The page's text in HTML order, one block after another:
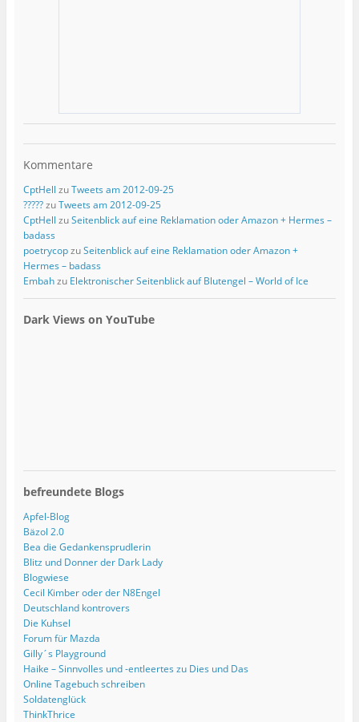
Kommentare
CptHell zuTweets am 2012-09-25
?????zuTweets am 2012-09-25
CptHell zuSeitenblick auf eine Reklamation oder Amazon + Hermes –
badass
poetrycopzuSeitenblick auf eine Reklamation oder Amazon +
Hermes – badass
Embahzu Elektronischer Seitenblick auf Blutengel – World of Ice
Dark Views on YouTube
befreundete Blogs
Apfel-Blog
Bäzol 2.0
Bea die Gedankensprudlerin
Blitz und Donner der Dark Lady
Blogwiese
Cecil Kimber oder der N8Engel
Deutschland kontrovers
Die Kuhsel
Forum für Mazda
Gilly´s Playground
Haike – Sinnvolles und -entleertes zu Dies und Das
Online Tagebuch schreiben
Soldatenglück
ThinkThrice